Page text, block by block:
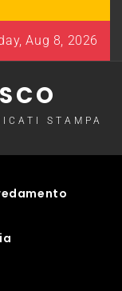
Aug 8, 2026
STAMPA